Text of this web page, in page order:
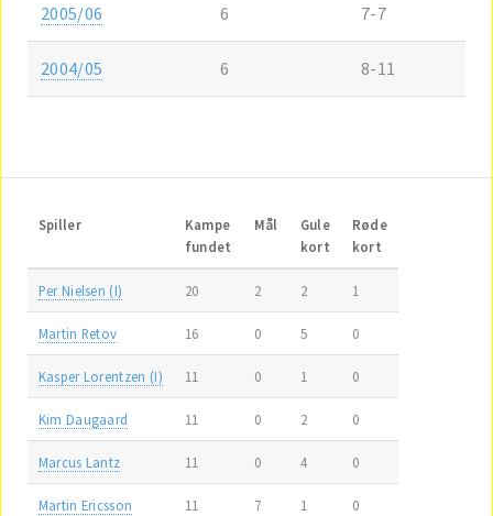
2005/06 6 7-7
2004/05 6 8-11
Spiller
Kampe
fundet
Mål
Gule
kort
Røde
kort
Per Nielsen (I) 20 2 2 1
Martin Retov 16 0 5 0
Kasper Lorentzen (I) 11 0 1 0
Kim Daugaard 11 0 2 0
Marcus Lantz 11 0 4 0
Martin Ericsson 11 7 1 0